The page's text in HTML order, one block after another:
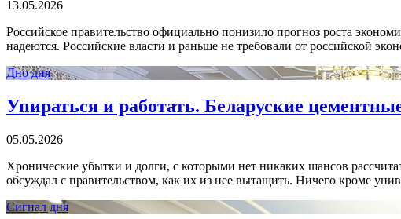
13.05.2026
Российское правительство официально понизило прогноз роста
надеются. Российские власти и раньше не требовали от российской
Дно дня
Упираться и работать. Беларуские
05.05.2026
Хронические убытки и долги, с которыми нет никаких шансов
обсуждал с правительством, как их из нее вытащить. Ничего кроме
Сигнал дня